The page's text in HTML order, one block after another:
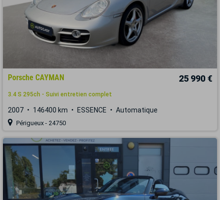
Porsche CAYMAN 25 990 €
3.4 S 295ch - Suivi entretien complet
2007 146400 km ESSENCE Automatique
Périgueux - 24750